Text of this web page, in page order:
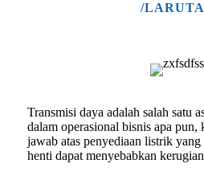
/
Transmisi daya adalah salah satu
dalam operasional bisnis apa pun,
jawab atas penyediaan listrik yang
henti dapat menyebabkan